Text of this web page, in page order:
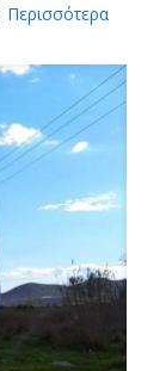
Περισσότερα